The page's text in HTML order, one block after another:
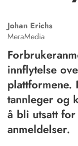
Johan Erichs
MeraMedia
innflytelse
plattformene.
tannleger og
å bli utsatt
anmeldelser.